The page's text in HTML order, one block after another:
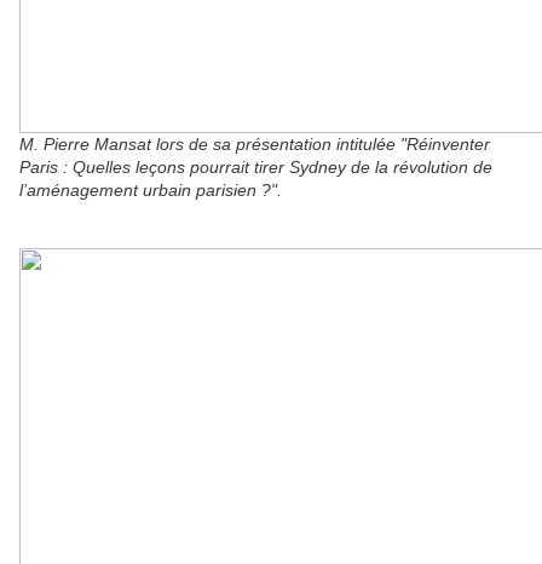
M. Pierre Mansat lors de sa présentation intitulée "Réinventer
Paris : Quelles leçons pourrait tirer Sydney de la révolution de
l’aménagement urbain parisien ?".